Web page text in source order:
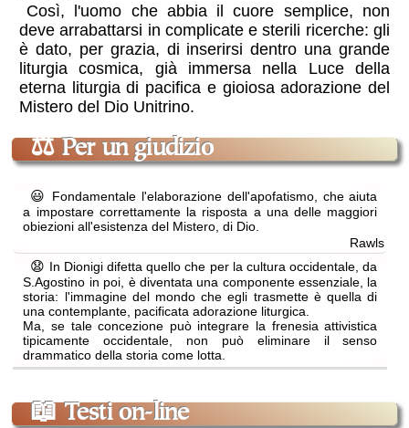
Così, l'uomo che abbia il cuore semplice, non
deve arrabattarsi in complicate e sterili ricerche: gli
è dato, per grazia, di inserirsi dentro una grande
liturgia cosmica, già immersa nella Luce della
eterna liturgia di pacifica e gioiosa adorazione del
Mistero del Dio Unitrino.
⚖ Per un giudizio
😃
Fondamentale l'elaborazione dell'apofatismo, che aiuta
a impostare correttamente la risposta a una delle maggiori
obiezioni all'esistenza del Mistero, di Dio.
Rawls
😧 In Dionigi difetta quello che per la cultura occidentale, da
S.Agostino in poi, è diventata una componente essenziale, la
storia: l'immagine del mondo che egli trasmette è quella di
una contemplante, pacificata adorazione liturgica.
Ma, se tale concezione può integrare la frenesia attivistica
tipicamente occidentale, non può eliminare il senso
drammatico della storia come lotta.
📖 Testi on-line